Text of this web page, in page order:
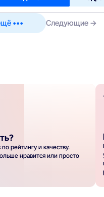
••• Следующие →
рейтингу и качеству.
нравится или просто